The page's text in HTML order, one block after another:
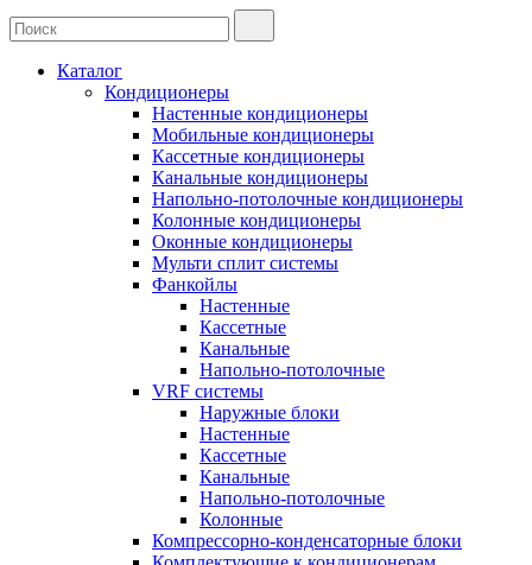
Каталог
Кондиционеры
Настенные кондиционеры
Мобильные кондиционеры
Кассетные кондиционеры
Канальные кондиционеры
Напольно-потолочные кондиционеры
Колонные кондиционеры
Оконные кондиционеры
Мульти сплит системы
Фанкойлы
Настенные
Кассетные
Канальные
Напольно-потолочные
VRF системы
Наружные блоки
Настенные
Кассетные
Канальные
Напольно-потолочные
Колонные
Компрессорно-конденсаторные блоки